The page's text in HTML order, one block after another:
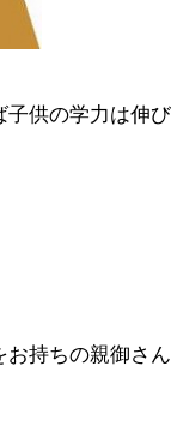
供の学力は伸
持ちの親御さ